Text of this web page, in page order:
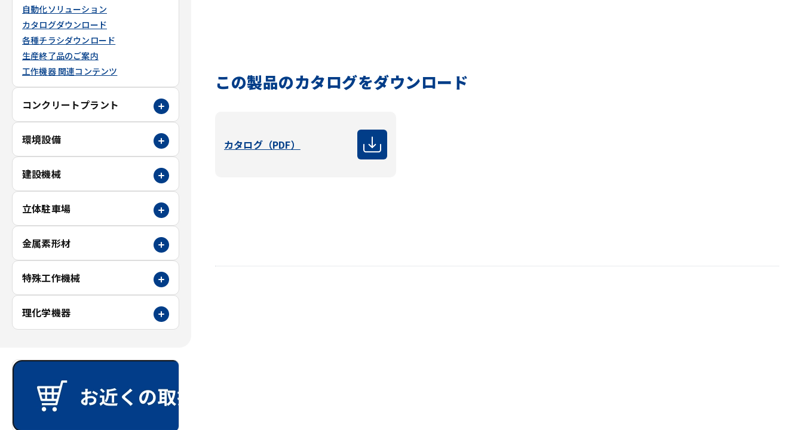
自動化ソリューション
カタログダウンロード
各種チラシダウンロード
生産終了品のご案内
工作機器 関連コンテンツ
コンクリートプラント
環境設備
建設機械
立体駐車場
金属素形材
特殊工作機械
理化学機器
この製品のカタログをダウンロード
カタログ（PDF）